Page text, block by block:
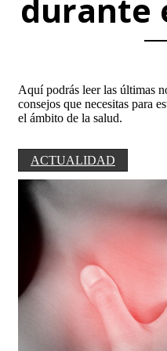
durante
Aquí podrás leer las últimas
consejos que necesitas para
el ámbito de la salud.
ACTUALIDAD